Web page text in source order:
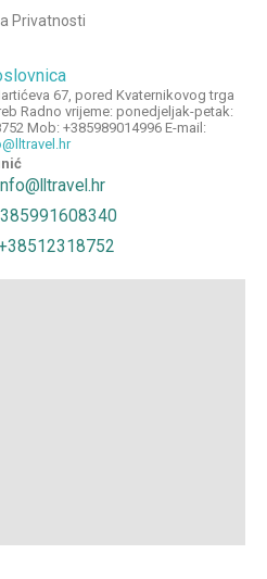
Privatnosti
67, pored Kvaternikovog trga
Radno vrijeme: ponedjeljak-petak:
Mob: +385989014996 E-mail: